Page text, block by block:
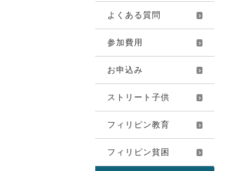
よくある質問
参加費用
お申込み
ストリート子供
フィリピン教育
フィリピン貧困